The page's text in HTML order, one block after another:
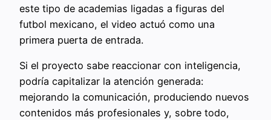
este tipo de academias ligadas a figuras del
futbol mexicano, el video actuó como una
primera puerta de entrada.
Si el proyecto sabe reaccionar con inteligencia,
podría capitalizar la atención generada:
mejorando la comunicación, produciendo nuevos
contenidos más profesionales y, sobre todo,